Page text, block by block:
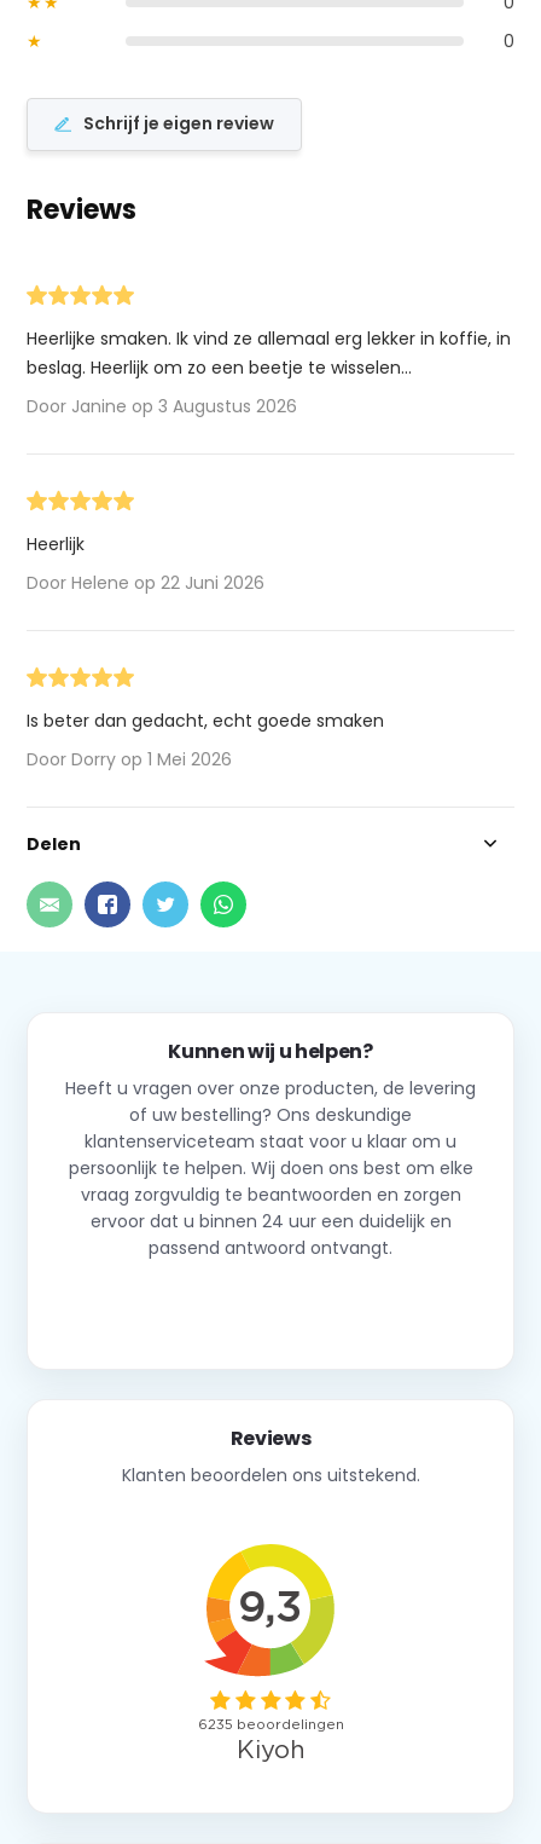
★
0
Schrijf je eigen review
Reviews
Heerlijke smaken. Ik vind ze allemaal erg lekker in koffie, in
beslag. Heerlijk om zo een beetje te wisselen...
Door Janine op 3 Augustus 2026
Heerlijk
Door Helene op 22 Juni 2026
Is beter dan gedacht, echt goede smaken
Door Dorry op 1 Mei 2026
Delen
Kunnen wij u helpen?
Heeft u vragen over onze producten, de levering
of uw bestelling? Ons deskundige
klantenserviceteam staat voor u klaar om u
persoonlijk te helpen. Wij doen ons best om elke
vraag zorgvuldig te beantwoorden en zorgen
ervoor dat u binnen 24 uur een duidelijk en
passend antwoord ontvangt.
Reviews
Klanten beoordelen ons uitstekend.